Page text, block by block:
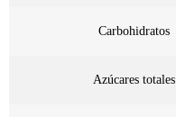
Carbohidratos
Azúcares totales